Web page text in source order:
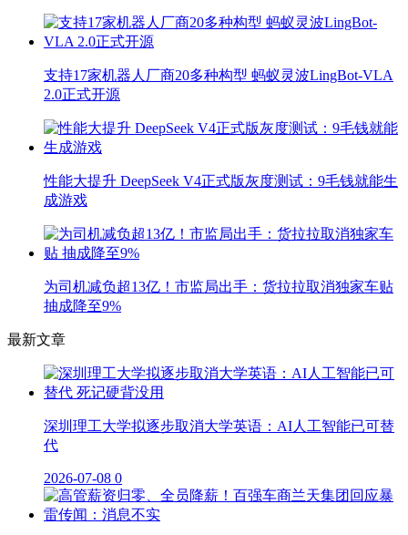
支持17家机器人厂商20多种构型 蚂蚁灵波LingBot-VLA
2.0正式开源
性能大提升 DeepSeek V4正式版灰度测试：9毛钱就能生
成游戏
为司机减负超13亿！市监局出手：货拉拉取消独家车贴
抽成降至9%
最新文章
深圳理工大学拟逐步取消大学英语：AI人工智能已可替
代
2026-07-08 0